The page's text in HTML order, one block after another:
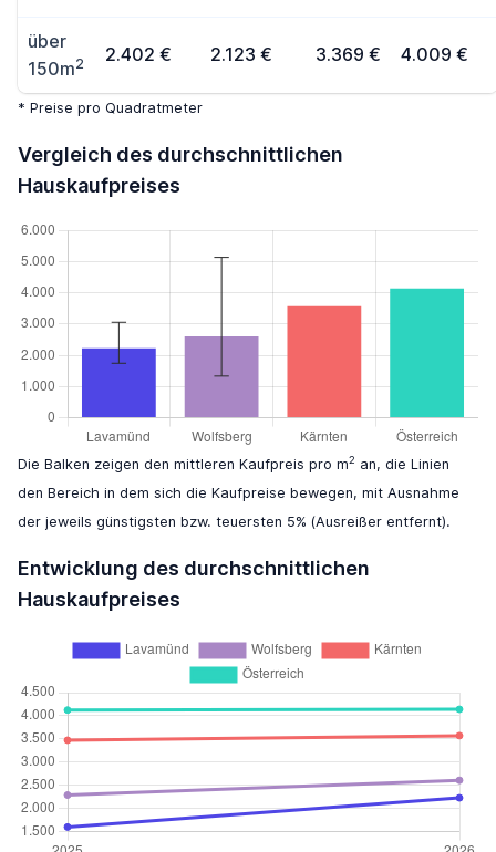
über
150m2 2.402 € 2.123 € 3.369 € 4.009 €
* Preise pro Quadratmeter
Vergleich des durchschnittlichen
Hauskaufpreises
Die Balken zeigen den mittleren Kaufpreis pro m2 an, die Linien
den Bereich in dem sich die Kaufpreise bewegen, mit Ausnahme
der jeweils günstigsten bzw. teuersten 5% (Ausreißer entfernt).
Entwicklung des durchschnittlichen
Hauskaufpreises